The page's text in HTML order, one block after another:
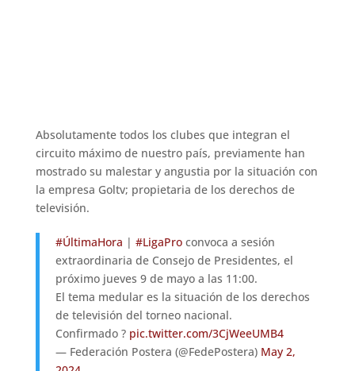
Absolutamente todos los clubes que integran el
circuito máximo de nuestro país, previamente han
mostrado su malestar y angustia por la situación con
la empresa Goltv; propietaria de los derechos de
televisión.
#ÚltimaHora | #LigaProconvoca a sesión
extraordinaria de Consejo de Presidentes, el
próximo jueves 9 de mayo a las 11:00.
El tema medular es la situación de los derechos
de televisión del torneo nacional.
Confirmado ? pic.twitter.com/3CjWeeUMB4
— Federación Postera (@FedePostera) May 2,